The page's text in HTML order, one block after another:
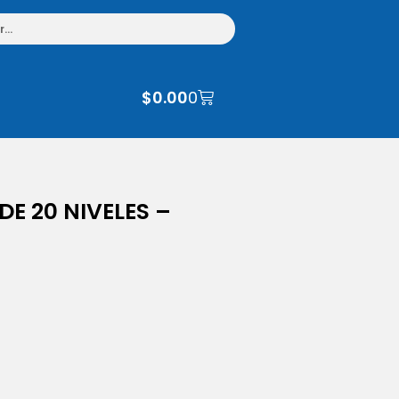
$0.000
20 NIVELES –